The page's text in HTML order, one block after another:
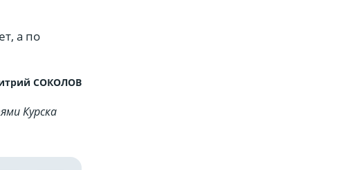
а по
СОКОЛОВ
Курска